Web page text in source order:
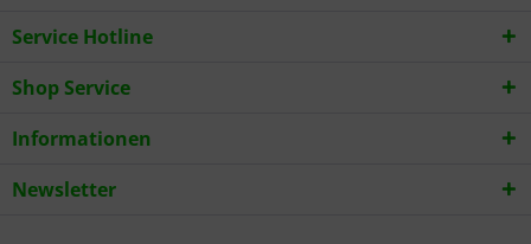
Service Hotline
Shop Service
Informationen
Newsletter